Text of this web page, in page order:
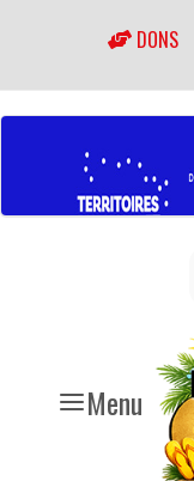
DONS
Menu